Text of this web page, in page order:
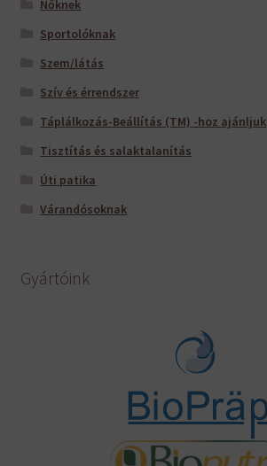
Nőknek
Sportolóknak
Szem/látás
Szív és érrendszer
Táplálkozás-Beállítás (TM) -hoz ajánljuk
Tisztítás és salaktalanítás
Úti patika
Várandósoknak
Gyártóink